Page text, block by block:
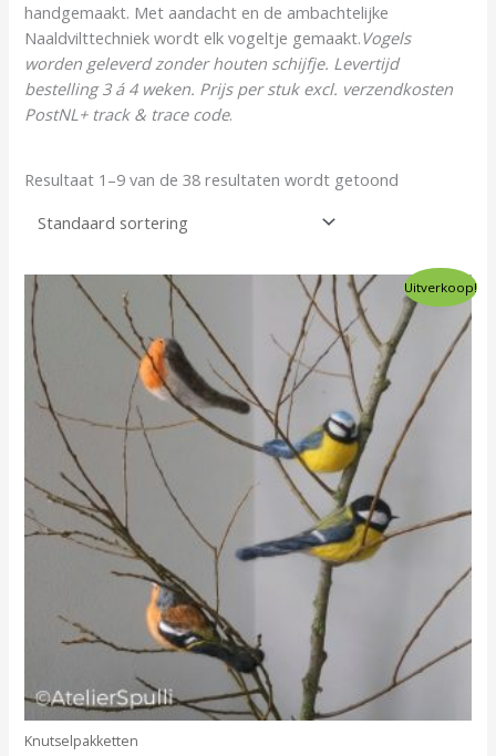
handgemaakt. Met aandacht en de ambachtelijke
Naaldvilttechniek wordt elk vogeltje gemaakt.Vogels
worden geleverd zonder houten schijfje. Levertijd
bestelling 3 á 4 weken. Prijs per stuk excl. verzendkosten
PostNL+ track & trace code.
Resultaat 1–9 van de 38 resultaten wordt getoond
Uitverkoop!
Knutselpakketten
Oorspronkelijke
prijs
was:
€50,00.
Huidige
prijs
is:
€42,50.